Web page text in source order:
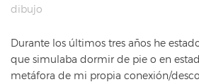
dibujo
Durante los últimos tres años he
que simulaba dormir de pie o en
metáfora de mi propia conexión/